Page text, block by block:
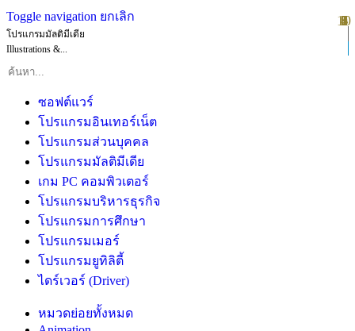
Toggle navigation ยกเลิก
โปรแกรมมัลติมีเดีย
Illustrations &...
ซอฟต์แวร์
โปรแกรมอินเทอร์เน็ต
โปรแกรมส่วนบุคคล
โปรแกรมมัลติมีเดีย
เกม PC คอมพิวเตอร์
โปรแกรมบริหารธุรกิจ
โปรแกรมการศึกษา
โปรแกรมเมอร์
โปรแกรมยูทิลิตี้
ไดร์เวอร์ (Driver)
หมวดย่อยทั้งหมด
1
2
3
4
5
6
7
8
9
10